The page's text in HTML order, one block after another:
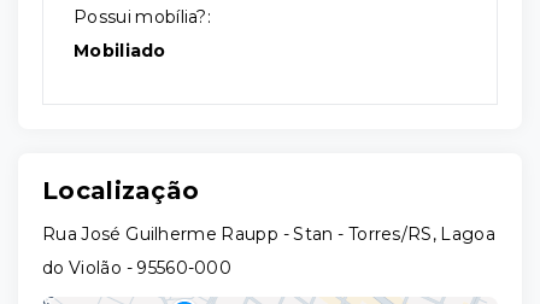
Possui mobília?:
Mobiliado
Localização
Rua José Guilherme Raupp - Stan - Torres/RS, Lagoa
do Violão - 95560-000